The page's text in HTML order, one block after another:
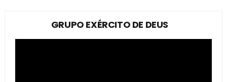
GRUPO EXÉRCITO DE DEUS